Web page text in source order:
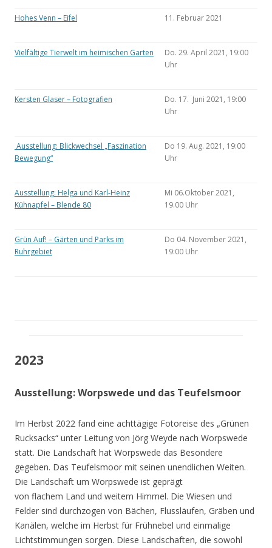
Hohes Venn – Eifel 11. Februar 2021
Vielfältige Tierwelt im heimischen Garten
Do. 29. April 2021, 19:00
Uhr
Kersten Glaser – Fotografien
Do. 17. Juni 2021, 19:00
Uhr
Ausstellung: Blickwechsel „Faszination
Bewegung“
Do 19. Aug. 2021, 19:00
Uhr
Ausstellung: Helga und Karl-Heinz
Kühnapfel – Blende 80
Mi 06.Oktober 2021,
19.00 Uhr
Grün Auf! – Gärten und Parks im
Ruhrgebiet
Do 04. November 2021,
19:00 Uhr
2023
Ausstellung: Worpswede und das Teufelsmoor
Im Herbst 2022 fand eine achttägige Fotoreise des „Grünen
Rucksacks“ unter Leitung von Jörg Weyde nach Worpswede
statt. Die Landschaft hat Worpswede das Besondere
gegeben. Das Teufelsmoor mit seinen unendlichen Weiten.
Die Landschaft um Worpswede ist geprägt
von flachem Land und weitem Himmel. Die Wiesen und
Felder sind durchzogen von Bächen, Flussläufen, Gräben und
Kanälen, welche im Herbst für Frühnebel und einmalige
Lichtstimmungen sorgen. Diese Landschaften, die sowohl